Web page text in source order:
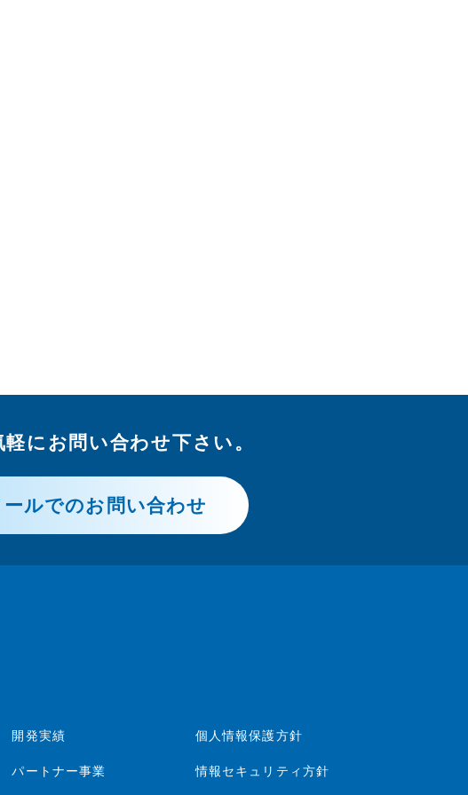
にお問い合わせ下さい。
ールでのお問い合わせ
開発実績
パートナー事業
個人情報保護方針
情報セキュリティ方針